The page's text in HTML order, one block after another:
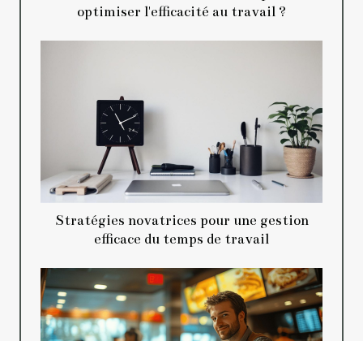
optimiser l'efficacité au travail ?
Stratégies novatrices pour une gestion
efficace du temps de travail